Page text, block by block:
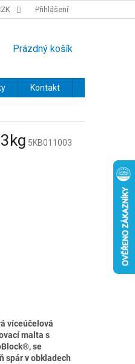
OCHRANY OSOBNÍCH ÚDAJŮ
Přihlášení
NÁKUPNÍ
Prázdný košík
Kontakt
5KB011003
víceúčelová
malta s
se
spár v obkladech